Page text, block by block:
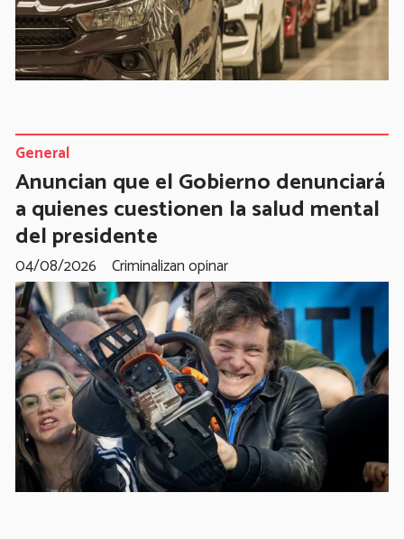
Anuncian que el Gobierno denunciará
a quienes cuestionen la salud mental
del presidente
Criminalizan opinar
General
04/08/2026